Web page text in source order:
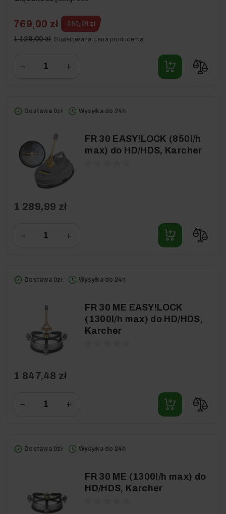
769,00 zł -360,00 zł
1 129,00 zł Sugerowana cena producenta
− +
Dostawa 0zł Wysyłka do 24h
FR 30 EASY!LOCK (850l/h
max) do HD/HDS, Karcher
1 289,99 zł
− +
Dostawa 0zł Wysyłka do 24h
FR 30 ME EASY!LOCK
(1300l/h max) do HD/HDS,
Karcher
1 847,48 zł
− +
Dostawa 0zł Wysyłka do 24h
FR 30 ME (1300l/h max) do
HD/HDS, Karcher